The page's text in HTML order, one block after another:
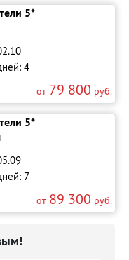
5*
4
от 79 800 руб.
5*
7
от 89 300 руб.